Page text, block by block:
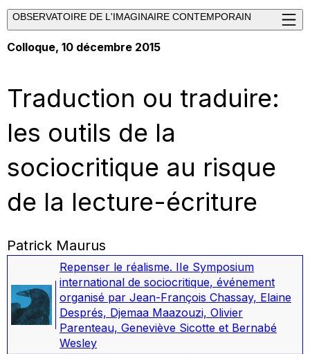
OBSERVATOIRE DE L'IMAGINAIRE CONTEMPORAIN
Colloque, 10 décembre 2015
Traduction ou traduire:
les outils de la
sociocritique au risque
de la lecture-écriture
Patrick Maurus
Repenser le réalisme. IIe Symposium
international de sociocritique, événement
organisé par Jean-François Chassay, Elaine
Després, Djemaa Maazouzi, Olivier
Parenteau, Geneviève Sicotte et Bernabé
Wesley